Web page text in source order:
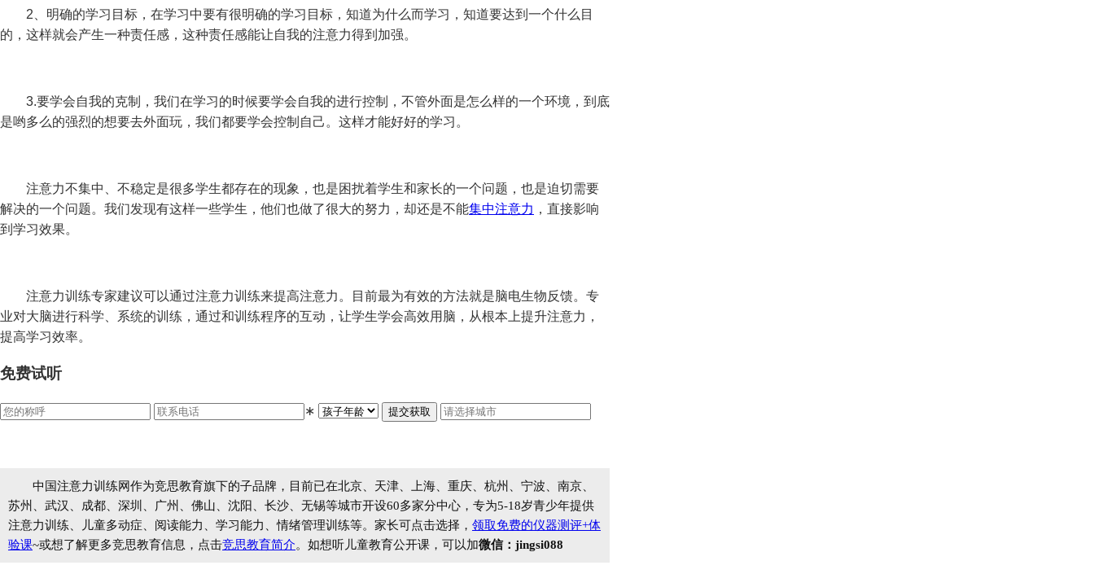
2、明确的学习目标，在学习中要有很明确的学习目标，知道为什么而学习，知道要达到一个什么目
的，这样就会产生一种责任感，这种责任感能让自我的注意力得到加强。
3.要学会自我的克制，我们在学习的时候要学会自我的进行控制，不管外面是怎么样的一个环境，到底
是哟多么的强烈的想要去外面玩，我们都要学会控制自己。这样才能好好的学习。
注意力不集中、不稳定是很多学生都存在的现象，也是困扰着学生和家长的一个问题，也是迫切需要
解决的一个问题。我们发现有这样一些学生，他们也做了很大的努力，却还是不能集中注意力 ，直接影响
到学习效果。
注意力训练专家建议可以通过注意力训练来提高注意力。目前最为有效的方法就是脑电生物反馈。专
业对大脑进行科学、系统的训练，通过和训练程序的互动，让学生学会高效用脑，从根本上提升注意力，
提高学习效率。
免费试听
∗
中国注意力训练网作为竞思教育旗下的子品牌，目前已在北京、天津、上海、重庆、杭州、宁波、南京、
苏州、武汉、成都、深圳、广州、佛山、沈阳、长沙、无锡等城市开设60多家分中心，专为5-18岁青少年提供
注意力训练、儿童多动症、阅读能力、学习能力、情绪管理训练等。家长可点击选择， 领取免费的仪器测评+体
验课~或想了解更多竞思教育信息，点击竞思教育简介。如想听儿童教育公开课，可以加微信：jingsi088